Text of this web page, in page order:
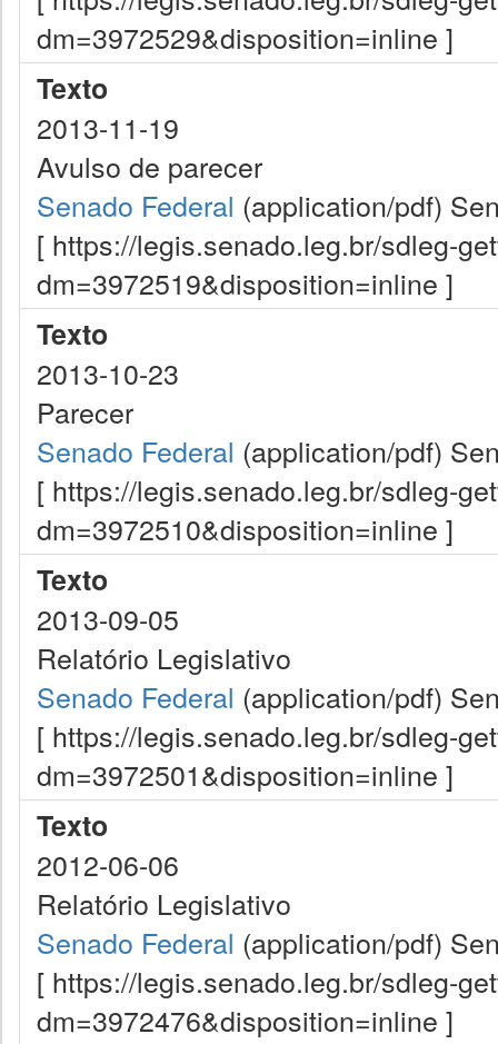
dm=3972529&disposition=inline ]
Texto
2013-11-19
Avulso de parecer
Senado Federal (application/pdf)
[ https://legis.senado.leg.br/sdleg-
dm=3972519&disposition=inline ]
Texto
2013-10-23
Parecer
Senado Federal (application/pdf)
[ https://legis.senado.leg.br/sdleg-
dm=3972510&disposition=inline ]
Texto
2013-09-05
Relatório Legislativo
Senado Federal (application/pdf)
[ https://legis.senado.leg.br/sdleg-
dm=3972501&disposition=inline ]
Texto
2012-06-06
Relatório Legislativo
Senado Federal (application/pdf)
[ https://legis.senado.leg.br/sdleg-
dm=3972476&disposition=inline ]